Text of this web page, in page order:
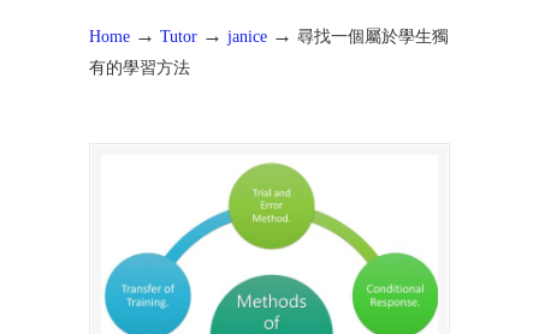
Home → Tutor → janice → 尋找一個屬於學生獨
有的學習方法